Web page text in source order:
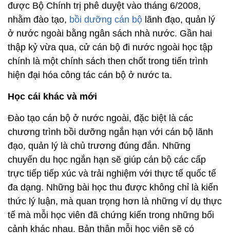
được Bộ Chính trị phê duyệt vào tháng 6/2008,
nhằm đào tạo, bồi dưỡng cán bộ lãnh đạo, quản lý
ở nước ngoài bằng ngân sách nhà nước. Gần hai
thập kỷ vừa qua, cử cán bộ đi nước ngoài học tập
chính là một chính sách then chốt trong tiến trình
hiện đại hóa công tác cán bộ ở nước ta.
Học cái khác và mới
Đào tạo cán bộ ở nước ngoài, đặc biệt là các
chương trình bồi dưỡng ngắn hạn với cán bộ lãnh
đạo, quản lý là chủ trương đúng đắn. Những
chuyến du học ngắn hạn sẽ giúp cán bộ các cấp
trực tiếp tiếp xúc và trải nghiệm với thực tế quốc tế
đa dạng. Những bài học thu được không chỉ là kiến
thức lý luận, mà quan trọng hơn là những ví dụ thực
tế mà mỗi học viên đã chứng kiến trong những bối
cảnh khác nhau. Bản thân mỗi học viên sẽ có